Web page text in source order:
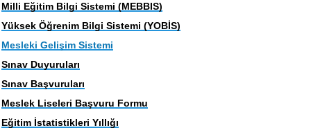
Milli Eğitim Bilgi Sistemi (MEBBIS)
Yüksek Öğrenim Bilgi Sistemi (YOBİS)
Mesleki Gelişim Sistemi
Sınav Duyuruları
Sınav Başvuruları
Meslek Liseleri Başvuru Formu
Eğitim İstatistikleri Yıllığı